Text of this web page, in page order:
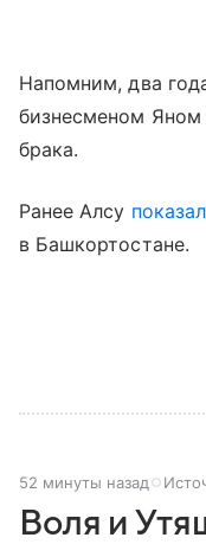
Напомним, два
бизнесменом
брака.
Ранее Алсу
в Башкортостане.
52 минуты назад
Воля и